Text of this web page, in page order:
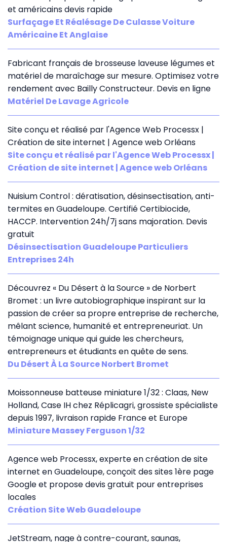
et américains devis rapide
Surfaçage Et Réalésage De Culasse Voiture
Américaine Et Anglaise
Fabricant français de brosseuse laveuse légumes et
matériel de maraîchage sur mesure. Optimisez votre
rendement avec Bailly Constructeur. Devis en ligne
Matériel De Lavage Agricole
Site conçu et réalisé par l'Agence Web Processx |
Création de site internet | Agence web Orléans
Site conçu et réalisé par l'Agence Web Processx |
Création de site internet | Agence web Orléans
Nuisium Control : dératisation, désinsectisation, anti-
termites en Guadeloupe. Certifié Certibiocide,
HACCP. Intervention 24h/7j sans majoration. Devis
gratuit
Désinsectisation Guadeloupe Particuliers
Entreprises 24h
Découvrez « Du Désert à la Source » de Norbert
Bromet : un livre autobiographique inspirant sur la
passion de créer sa propre entreprise de recherche,
mêlant science, humanité et entrepreneuriat. Un
témoignage unique qui guide les chercheurs,
entrepreneurs et étudiants en quête de sens.
Du Désert À La Source Norbert Bromet
Moissonneuse batteuse miniature 1/32 : Claas, New
Holland, Case IH chez Réplicagri, grossiste spécialiste
depuis 1997, livraison rapide France et Europe
Miniature Massey Ferguson 1/32
Agence web Processx, experte en création de site
internet en Guadeloupe, conçoit des sites 1ère page
Google et propose devis gratuit pour entreprises
locales
Création Site Web Guadeloupe
JetStream, nage à contre-courant, saunas,